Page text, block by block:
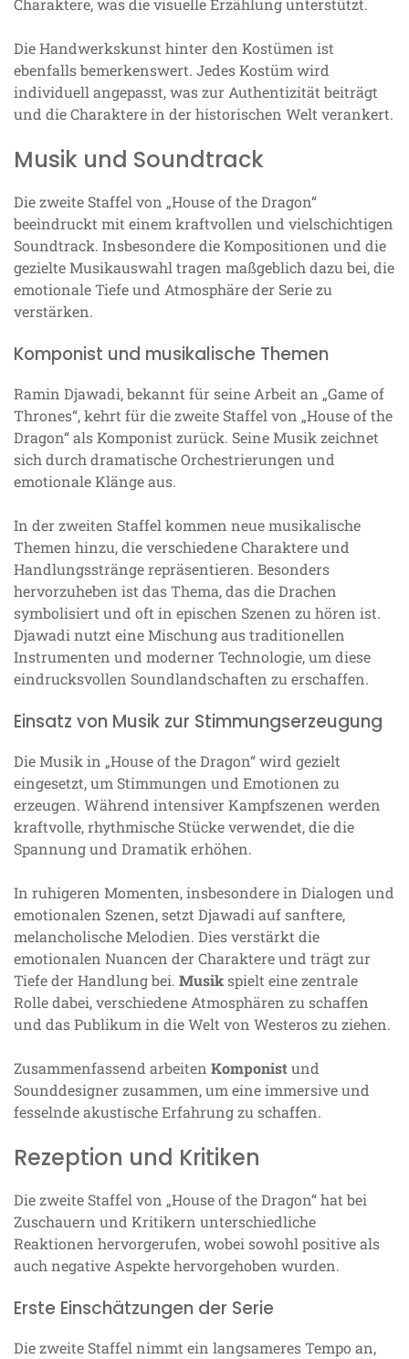
Charaktere, was die visuelle Erzählung unterstützt.
Die Handwerkskunst hinter den Kostümen ist
ebenfalls bemerkenswert. Jedes Kostüm wird
individuell angepasst, was zur Authentizität beiträgt
und die Charaktere in der historischen Welt verankert.
Musik und Soundtrack
Die zweite Staffel von „House of the Dragon“
beeindruckt mit einem kraftvollen und vielschichtigen
Soundtrack. Insbesondere die Kompositionen und die
gezielte Musikauswahl tragen maßgeblich dazu bei, die
emotionale Tiefe und Atmosphäre der Serie zu
verstärken.
Komponist und musikalische Themen
Ramin Djawadi, bekannt für seine Arbeit an „Game of
Thrones“, kehrt für die zweite Staffel von „House of the
Dragon“ als Komponist zurück. Seine Musik zeichnet
sich durch dramatische Orchestrierungen und
emotionale Klänge aus.
In der zweiten Staffel kommen neue musikalische
Themen hinzu, die verschiedene Charaktere und
Handlungsstränge repräsentieren. Besonders
hervorzuheben ist das Thema, das die Drachen
symbolisiert und oft in epischen Szenen zu hören ist.
Djawadi nutzt eine Mischung aus traditionellen
Instrumenten und moderner Technologie, um diese
eindrucksvollen Soundlandschaften zu erschaffen.
Einsatz von Musik zur Stimmungserzeugung
Die Musik in „House of the Dragon“ wird gezielt
eingesetzt, um Stimmungen und Emotionen zu
erzeugen. Während intensiver Kampfszenen werden
kraftvolle, rhythmische Stücke verwendet, die die
Spannung und Dramatik erhöhen.
In ruhigeren Momenten, insbesondere in Dialogen und
emotionalen Szenen, setzt Djawadi auf sanftere,
melancholische Melodien. Dies verstärkt die
emotionalen Nuancen der Charaktere und trägt zur
Tiefe der Handlung bei. Musikspielt eine zentrale
Rolle dabei, verschiedene Atmosphären zu schaffen
und das Publikum in die Welt von Westeros zu ziehen.
Zusammenfassend arbeiten Komponistund
Sounddesigner zusammen, um eine immersive und
fesselnde akustische Erfahrung zu schaffen.
Rezeption und Kritiken
Die zweite Staffel von „House of the Dragon“ hat bei
Zuschauern und Kritikern unterschiedliche
Reaktionen hervorgerufen, wobei sowohl positive als
auch negative Aspekte hervorgehoben wurden.
Erste Einschätzungen der Serie
Die zweite Staffel nimmt ein langsameres Tempo an,